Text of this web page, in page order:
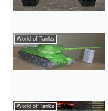
World of Tanks
World of Tanks